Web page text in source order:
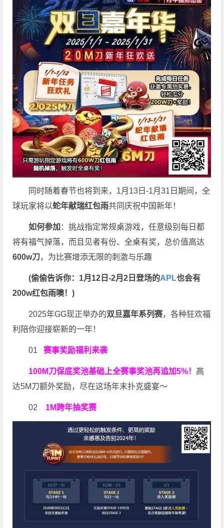
同时随着春节也将到来，1月13日-1月31日期间，全
球玩家将以蛇年献瑞红包雨共同庆祝中国新年！
如何参加 ：挑战指定常规桌游戏，任意级别每日都
将有福气掉落，而且见者有份、全桌有奖，总价值高达
600w刀，为比赛增添无限的刺激与乐趣
(偷偷告诉你：1月12日-2月2日登场的APL也会有
200w红包雨噢！)
2025年GG现正举办的双旦嘉年系列赛，各种狂欢福
利陪你迎接崭新的一年！
01赛事奖励福利来袭
100M刀保底奖池基础上全赛事奖池再追加5%！ 高
达5M刀额外奖励，尽在这场年末扑克盛宴～
02 1M跨年抽奖赛